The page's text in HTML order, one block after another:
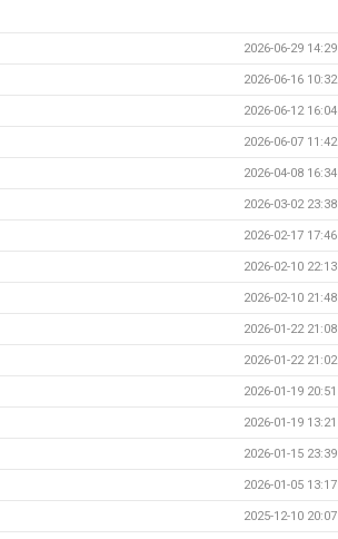
2026-06-29 14:29
2026-06-16 10:32
2026-06-12 16:04
2026-06-07 11:42
2026-04-08 16:34
2026-03-02 23:38
2026-02-17 17:46
2026-02-10 22:13
2026-02-10 21:48
2026-01-22 21:08
2026-01-22 21:02
2026-01-19 20:51
2026-01-19 13:21
2026-01-15 23:39
2026-01-05 13:17
2025-12-10 20:07